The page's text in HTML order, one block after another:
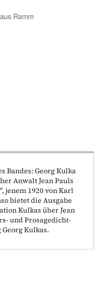
Ramm
Bandes: Georg Kulka
Anwalt Jean Pauls
jenem 1920 von Karl
bietet die Ausgabe
Kulkas über Jean
und Prosagedicht-
Kulkas.